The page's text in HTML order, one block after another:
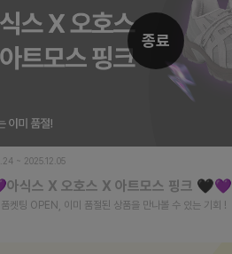
종료
~ 2025.12.05
식스 X 오호스 X 아트모스 핑크 🖤💜
켓팅 OPEN, 이미 품절된 상품을 만나볼 수 있는 기회 !